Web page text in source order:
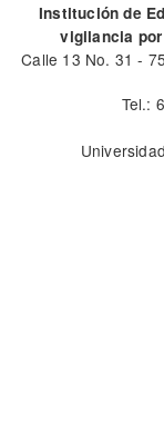
Institución de
vigilancia
Calle 13 No. 31 -
Tel.: